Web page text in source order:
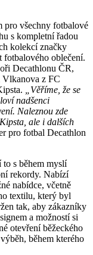
pro všechny fotbalové
s kompletní řadou
kolekcí značky
oblečení.
Decathlonu ČR,
z FC
„Věříme, že se
nadšenci
Naleznou zde
ale i dalších
pro fotbal Decathlon
to s během myslí
rekordy. Nabízí
nabídce, včetně
textilu, který byl
tak, aby zákazníky
a možností si
otevření běžeckého
během kterého